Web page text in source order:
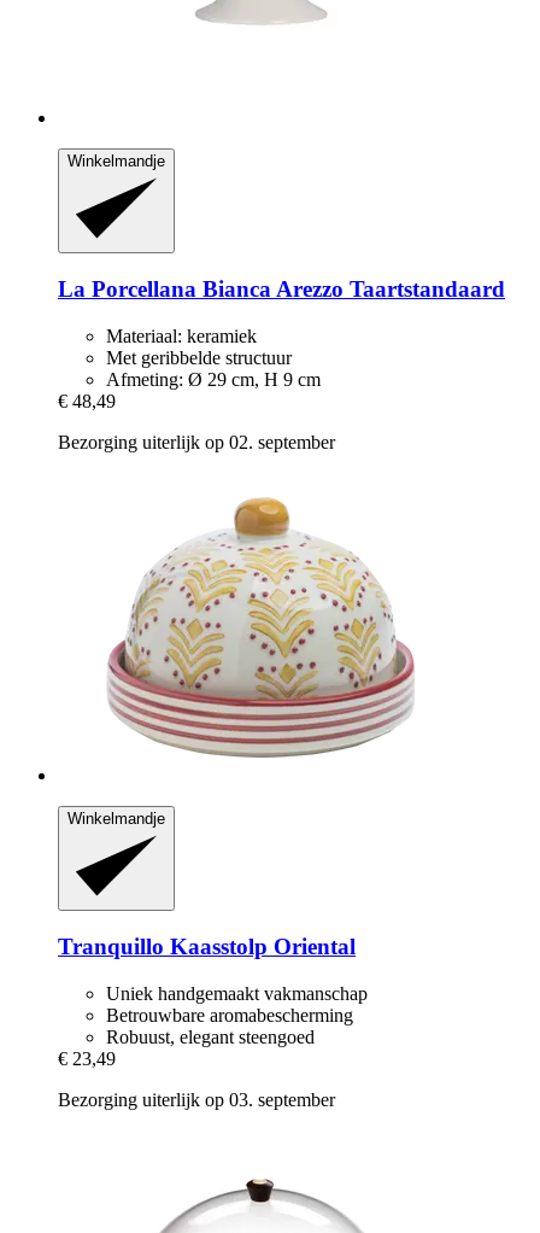
Winkelmandje
La Porcellana Bianca Arezzo Taartstandaard
Materiaal: keramiek
Met geribbelde structuur
Afmeting: Ø 29 cm, H 9 cm
€ 48,49
Bezorging uiterlijk op 02. september
Winkelmandje
Tranquillo Kaasstolp Oriental
Uniek handgemaakt vakmanschap
Betrouwbare aromabescherming
Robuust, elegant steengoed
€ 23,49
Bezorging uiterlijk op 03. september